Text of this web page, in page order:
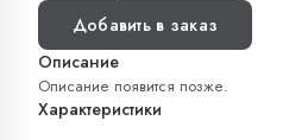
Добавить в заказ
Описание
Описание появится позже.
Характеристики